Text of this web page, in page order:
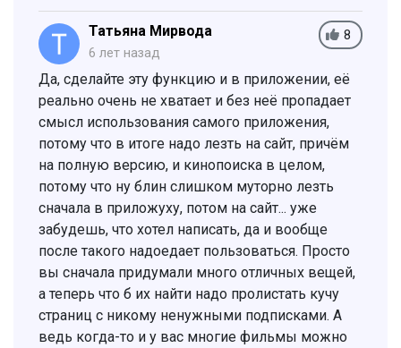
8
Татьяна Мирвода
6 лет назад
Да, сделайте эту функцию и в приложении, её
реально очень не хватает и без неё пропадает
смысл использования самого приложения,
потому что в итоге надо лезть на сайт, причём
на полную версию, и кинопоиска в целом,
потому что ну блин слишком муторно лезть
сначала в приложуху, потом на сайт... уже
забудешь, что хотел написать, да и вообще
после такого надоедает пользоваться. Просто
вы сначала придумали много отличных вещей,
а теперь что б их найти надо пролистать кучу
страниц с никому ненужными подписками. А
ведь когда-то и у вас многие фильмы можно